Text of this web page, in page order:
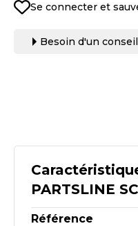
PARTSLINE
Référence
Se connecter et
Besoin d'un